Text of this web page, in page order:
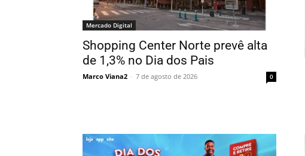
Mercado Digital
Shopping Center Norte prevê alta
de 1,3% no Dia dos Pais
Marco Viana2 - 7 de agosto de 2026 0